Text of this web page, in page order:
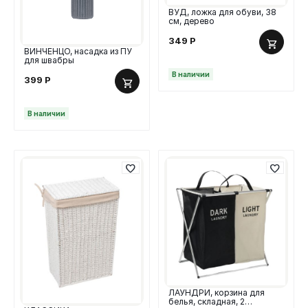
ВИНЧЕНЦО, насадка из ПУ
для швабры
399 Р
В наличии
ВУД, ложка для обуви, 38
см, дерево
349 Р
В наличии
ЛАУНДРИ, корзина для
белья, складная, 2